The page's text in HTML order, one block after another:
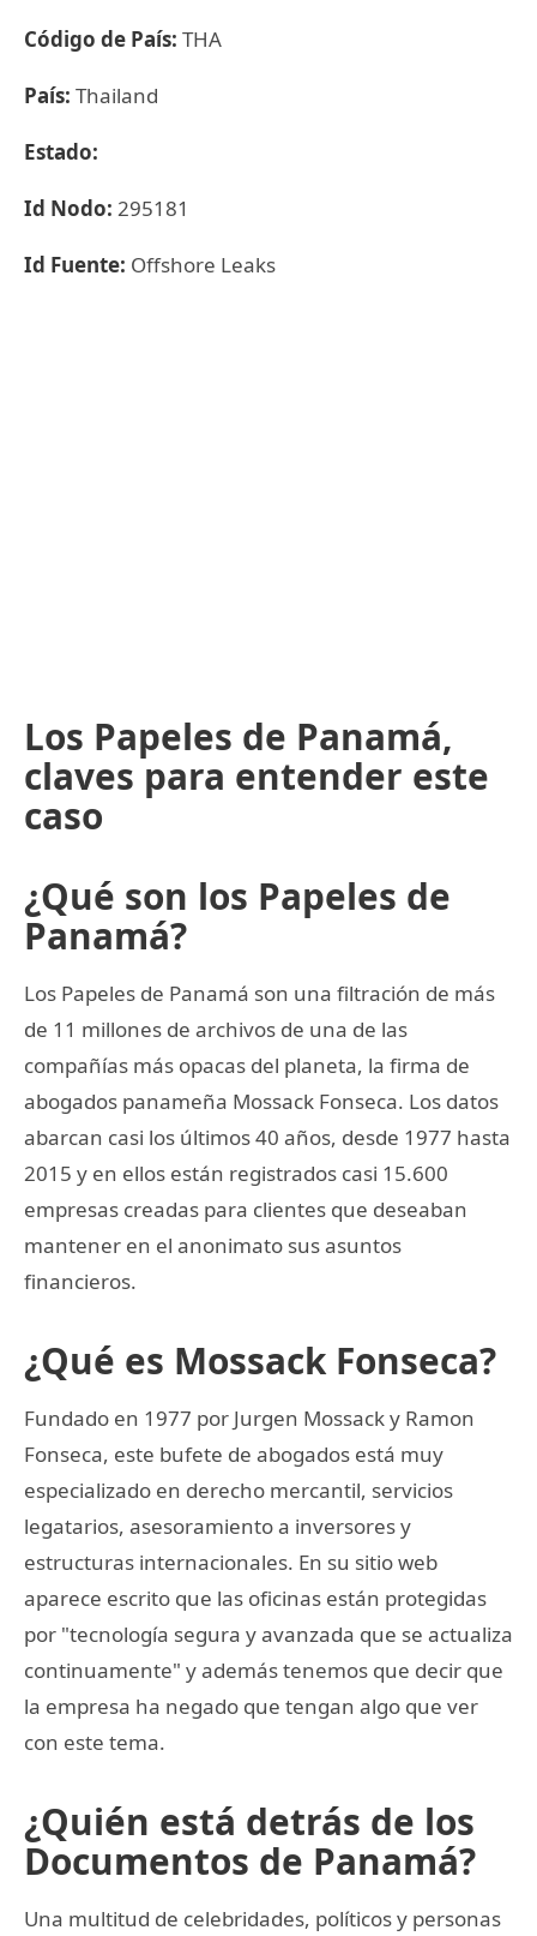
Código de País: THA
País: Thailand
Estado:
Id Nodo: 295181
Id Fuente: Offshore Leaks
Los Papeles de Panamá,
claves para entender este
caso
¿Qué son los Papeles de
Panamá?
Los Papeles de Panamá son una filtración de más
de 11 millones de archivos de una de las
compañías más opacas del planeta, la firma de
abogados panameña Mossack Fonseca. Los datos
abarcan casi los últimos 40 años, desde 1977 hasta
2015 y en ellos están registrados casi 15.600
empresas creadas para clientes que deseaban
mantener en el anonimato sus asuntos
financieros.
¿Qué es Mossack Fonseca?
Fundado en 1977 por Jurgen Mossack y Ramon
Fonseca, este bufete de abogados está muy
especializado en derecho mercantil, servicios
legatarios, asesoramiento a inversores y
estructuras internacionales. En su sitio web
aparece escrito que las oficinas están protegidas
por "tecnología segura y avanzada que se actualiza
continuamente" y además tenemos que decir que
la empresa ha negado que tengan algo que ver
con este tema.
¿Quién está detrás de los
Documentos de Panamá?
Una multitud de celebridades, políticos y personas